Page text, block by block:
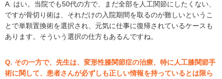
A. はい。当院でも50代の方で、まだ全部を人工関節にしたくない、
ですが骨切り術は、それだけの入院期間を取るのが難しいというこ
とで単顆置換術を選択され、元気に仕事に復帰されているケースも
あります。そういう選択の仕方もあるんですね。
Q. その一方で、先生は、変形性膝関節症の治療、特に人工膝関節手
術に関して、患者さんが必ずしも正しい情報を持っているとは限ら